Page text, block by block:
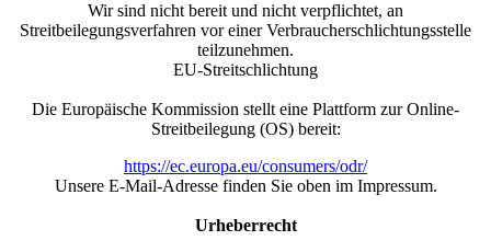
Wir sind nicht bereit und nicht verpflichtet, an
Streitbeilegungsverfahren vor einer Verbraucherschlichtungsstelle
teilzunehmen.
EU-Streitschlichtung
Die Europäische Kommission stellt eine Plattform zur Online-
Streitbeilegung (OS) bereit:
https://ec.europa.eu/consumers/odr/
Unsere E-Mail-Adresse finden Sie oben im Impressum.
Urheberrecht